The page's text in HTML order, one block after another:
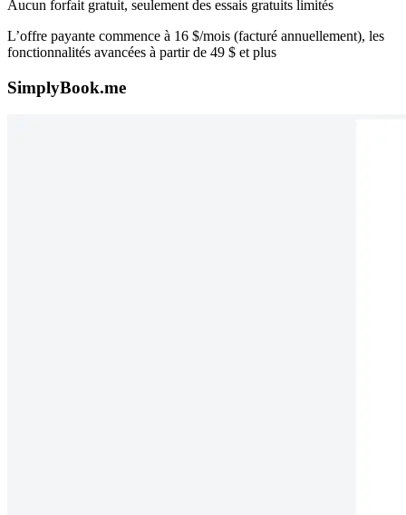
Aucun forfait gratuit, seulement des essais gratuits limités
L’offre payante commence à 16 $/mois (facturé annuellement), les
fonctionnalités avancées à partir de 49 $ et plus
SimplyBook.me